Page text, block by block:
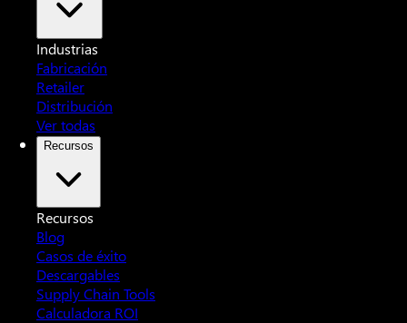
Industrias
Fabricación
Retailer
Distribución
Ver todas
Recursos
Recursos
Blog
Casos de éxito
Descargables
Supply Chain Tools
Calculadora ROI